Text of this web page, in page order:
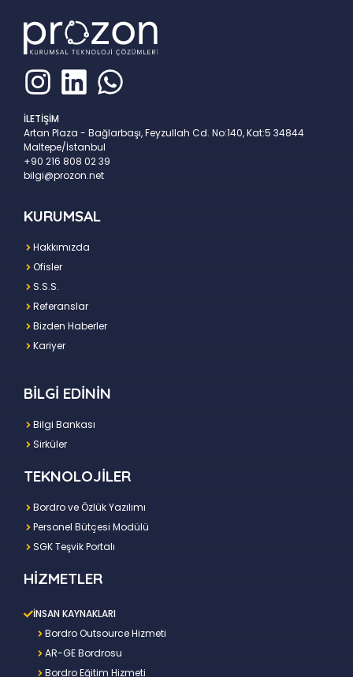
İLETİŞİM
Artan Plaza - Bağlarbaşı, Feyzullah Cd. No:140, Kat:5 34844
Maltepe/İstanbul
+90 216 808 02 39
bilgi@prozon.net
KURUMSAL
Hakkımızda
Ofisler
S.S.S.
Referanslar
Bizden Haberler
Kariyer
BİLGİ EDİNİN
Bilgi Bankası
Sirküler
TEKNOLOJİLER
Bordro ve Özlük Yazılımı
Personel Bütçesi Modülü
SGK Teşvik Portalı
HİZMETLER
İNSAN KAYNAKLARI
Bordro Outsource Hizmeti
AR-GE Bordrosu
Bordro Eğitim Hizmeti